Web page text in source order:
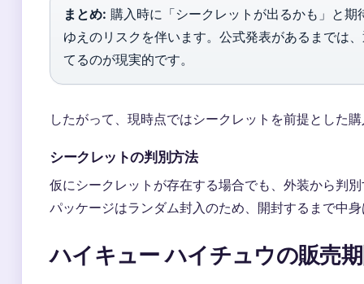
まとめ: 購入時に「シークレットが出るかも」と
ゆえのリスクを伴います。公式発表があるまでは
てるのが現実的です。
したがって、現時点ではシークレットを前提とした
シークレットの判別方法
仮にシークレットが存在する場合でも、外装から判
パッケージはランダム封入のため、開封するまで中
ハイキュー ハイチュウの販売